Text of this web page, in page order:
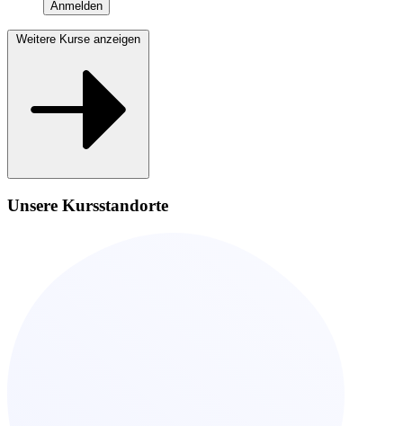
Anmelden
Weitere Kurse anzeigen
Unsere Kursstandorte